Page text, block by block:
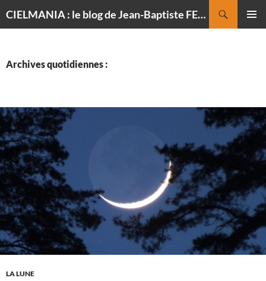
CIELMANIA : le blog de Jean-Baptiste FELDMANN, photographe du ciel
Archives quotidiennes :
LA LUNE